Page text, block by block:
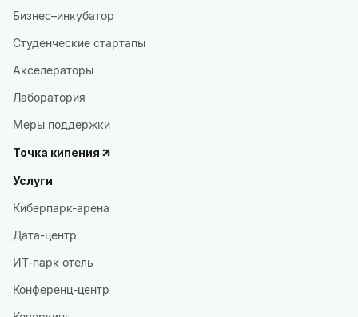
Бизнес–инкубатор
Студенческие стартапы
Акселераторы
Лаборатория
Меры поддержки
Точка кипения
Услуги
Киберпарк-арена
Дата-центр
ИТ-парк отель
Конференц-центр